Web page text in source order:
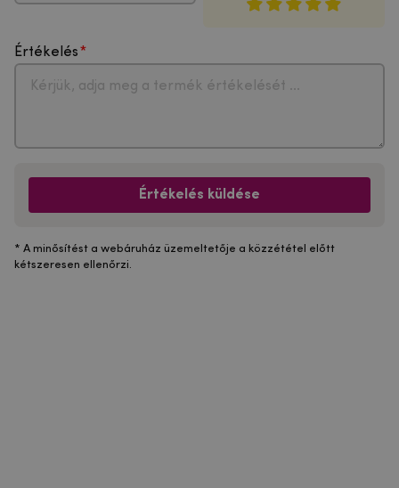
Értékelés
Értékelés küldése
* A minősítést a webáruház üzemeltetője a közzététel előtt
kétszeresen ellenőrzi.